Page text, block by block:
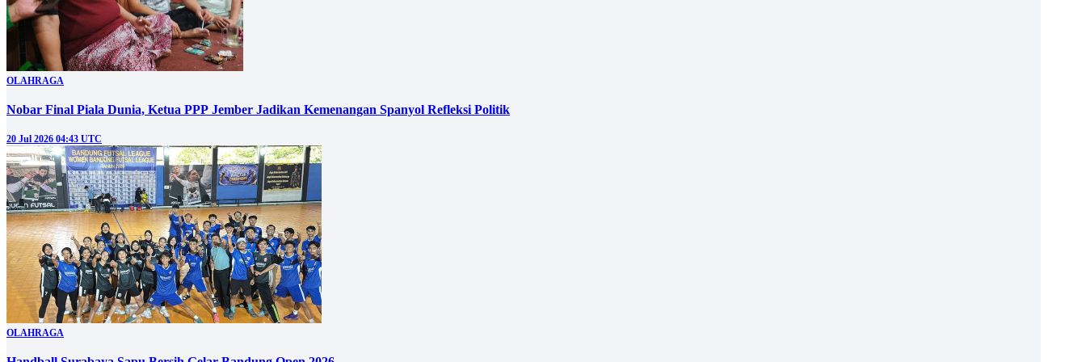
OLAHRAGA
Nobar Final Piala Dunia, Ketua PPP Jember Jadikan Kemenangan Spanyol Refleksi Politik
20 Jul 2026 04:43 UTC
OLAHRAGA